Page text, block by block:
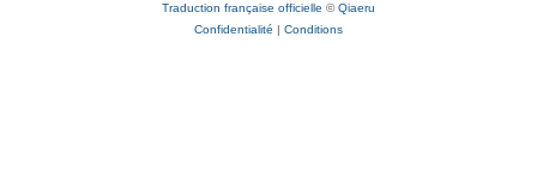
Traduction française officielle ©Qiaeru
Confidentialité | Conditions